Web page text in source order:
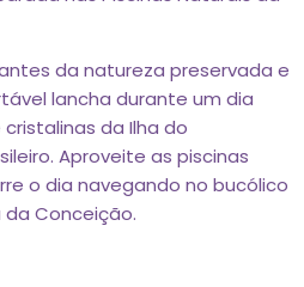
da natureza preservada e
lancha durante um dia
da Ilha do
Aproveite as piscinas
o dia navegando no bucólico
da Conceição.